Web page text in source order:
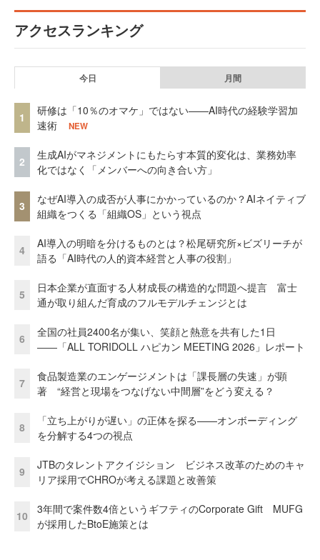
アクセスランキング
今日 月間
1
研修は「10％のオマケ」ではない——AI時代の経験学習加
速術
NEW
2
生成AIがマネジメントにもたらす本質的変化は、業務効率
化ではなく「メンバーへの向き合い方」
3
なぜAI導入の成否が人事にかかっているのか？AIネイティブ
組織をつくる「組織OS」という視点
4
AI導入の明暗を分けるものとは？松尾研究所×ビズリーチが
語る「AI時代の人的資本経営と人事の役割」
5
日本企業が直面する人材成長の構造的な問題へ提言 富士
通が取り組んだ育成のフルモデルチェンジとは
6
全国の社員2400名が集い、笑顔と熱意を共有した1日
――「ALL TORIDOLL ハピカン MEETING 2026」レポート
7
食品製造業のエンゲージメントは「課長層の失速」が顕
著 “経営と現場をつなげない中間層”をどう変える？
8
「立ち上がりが遅い」の正体を探る——オンボーディング
を分解する4つの視点
9
JTBのタレントアクイジション ビジネス改革のためのキャ
リア採用でCHROが考える課題と改善策
10
3年間で案件数4倍というギフティのCorporate Gift MUFG
が採用したBtoE施策とは